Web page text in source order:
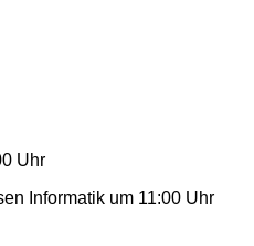
Uhr
Informatik um 11:00 Uhr